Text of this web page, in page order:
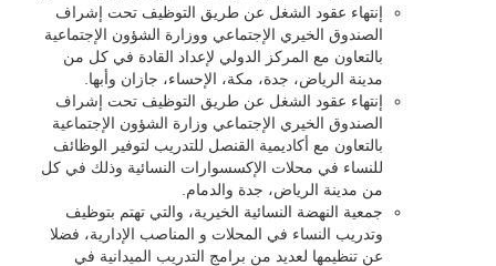
إنتهاء عقود الشغل عن طريق التوظيف تحت إشراف
الصندوق الخيري الإجتماعي ووزارة الشؤون الإجتماعية
بالتعاون مع المركز الدولي لإعداد القادة في كل من
مدينة الرياض، جدة، مكة، الإحساء، جازان وأبها.
إنتهاء عقود الشغل عن طريق التوظيف تحت إشراف
الصندوق الخيري الإجتماعي وزارة الشؤون الإجتماعية
بالتعاون مع أكاديمية القنصل للتدريب لتوفير الوظائف
للنساء في محلات الإكسسوارات النسائية وذلك في كل
من مدينة الرياض، جدة والدمام.
جمعية النهضة النسائية الخيرية، والتي تهتم بتوظيف
وتدريب النساء في المحلات و المناصب الإدارية، فضلا
عن تنظيمها لعديد من برامج التدريب الميدانية في